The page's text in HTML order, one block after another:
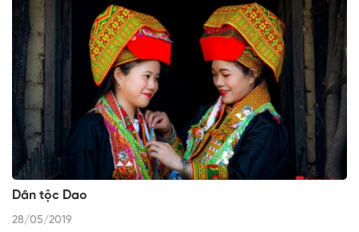
Dân tộc Dao
28/05/2019